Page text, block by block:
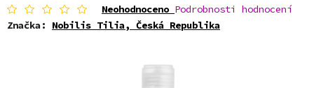
Průměrné
hodnocení
produktu
Neohodnoceno Podrobnosti hodnocení
Značka: Nobilis Tilia, Česká Republika